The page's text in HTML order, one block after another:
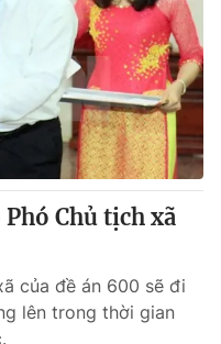
Chủ tịch xã
của đề án 600 sẽ đi
lên trong thời gian